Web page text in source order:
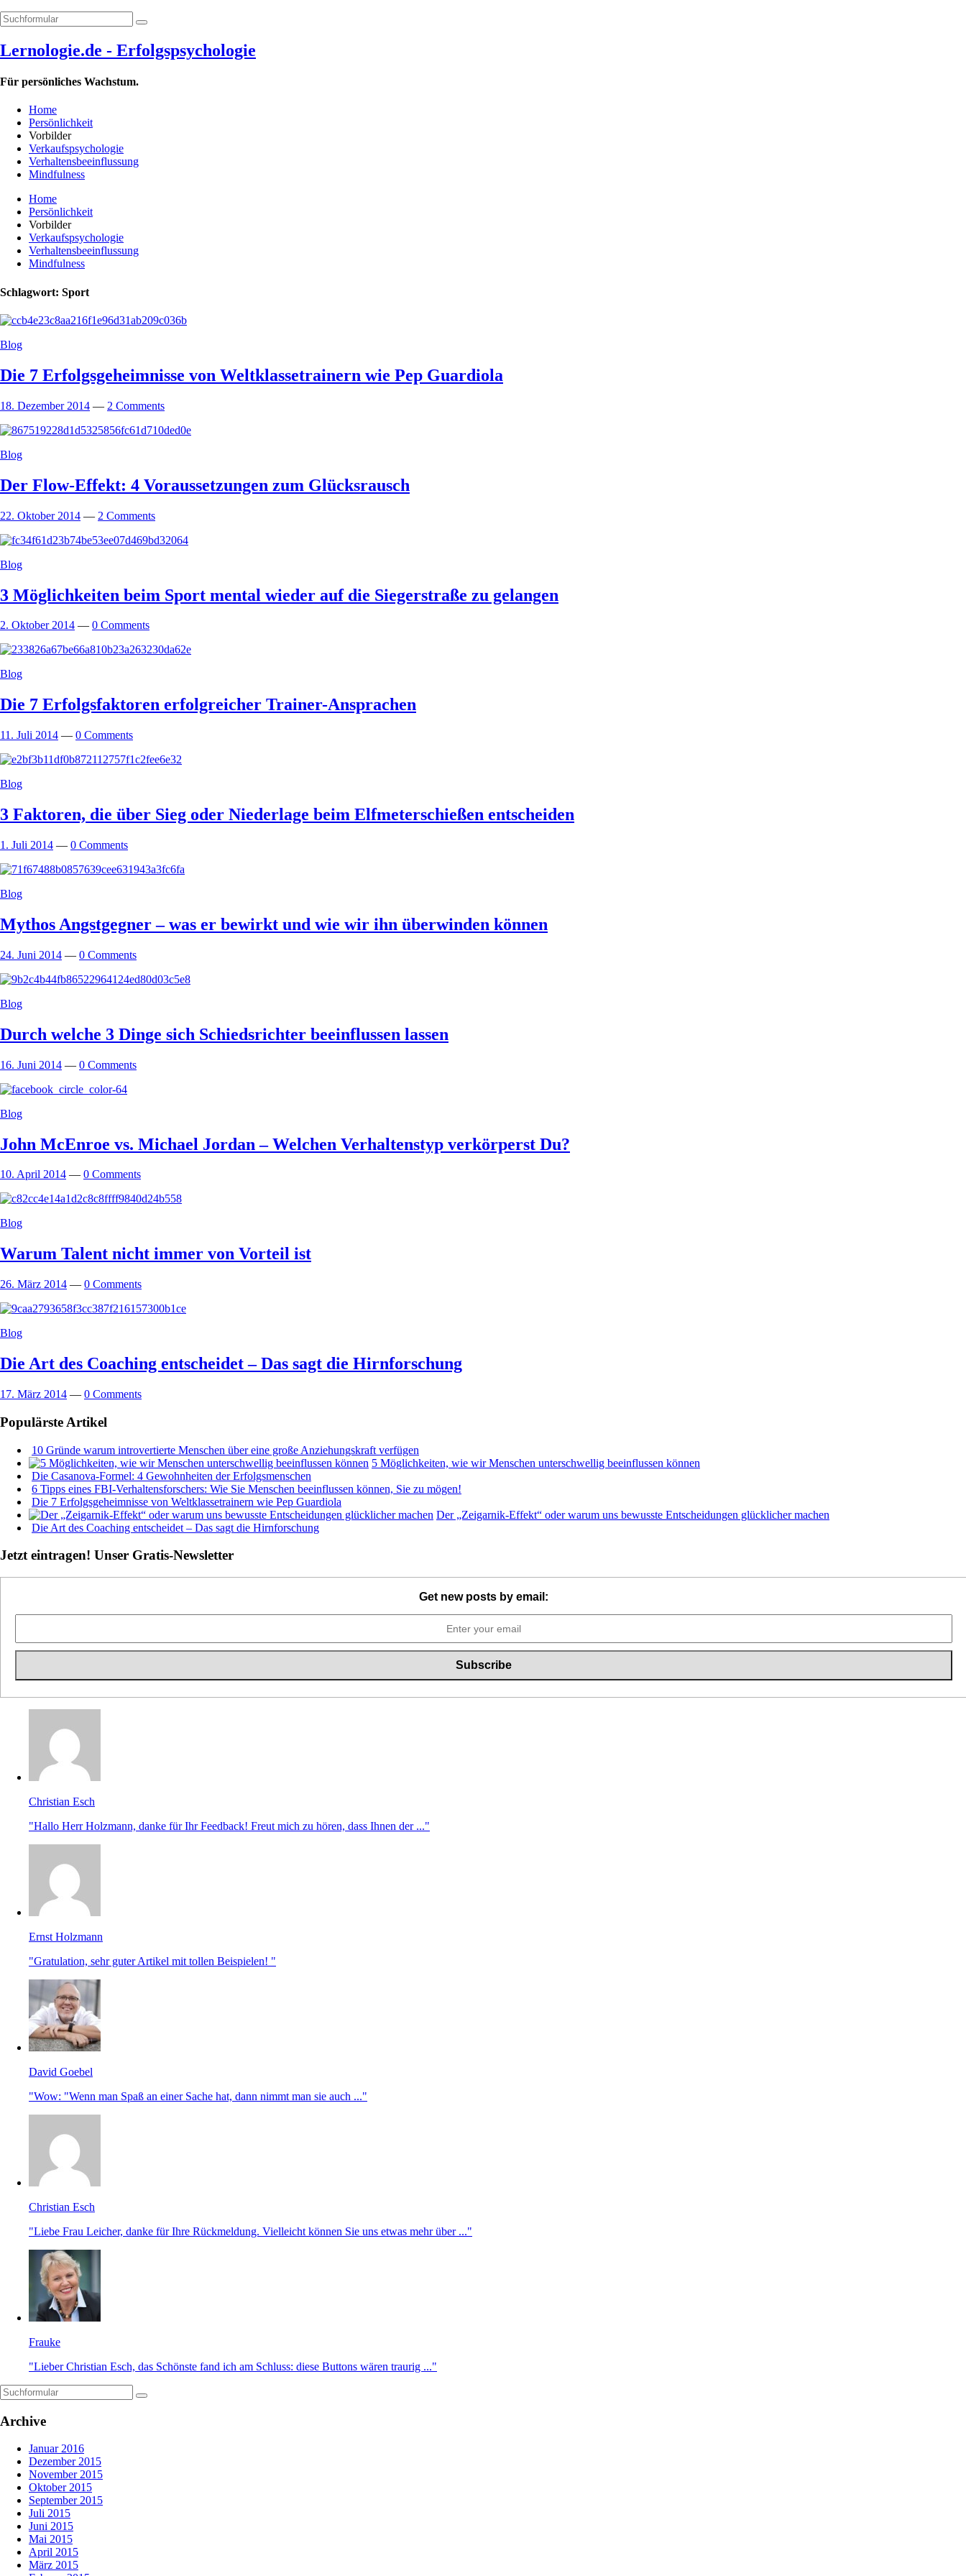
Lernologie.de - Erfolgspsychologie
Für persönliches Wachstum.
Home
Persönlichkeit
Vorbilder
Verkaufspsychologie
Verhaltensbeeinflussung
Mindfulness
Home
Persönlichkeit
Vorbilder
Verkaufspsychologie
Verhaltensbeeinflussung
Mindfulness
Schlagwort: Sport
Blog
Die 7 Erfolgsgeheimnisse von Weltklassetrainern wie Pep Guardiola
18. Dezember 2014 — 2 Comments
Blog
Der Flow-Effekt: 4 Voraussetzungen zum Glücksrausch
22. Oktober 2014 — 2 Comments
Blog
3 Möglichkeiten beim Sport mental wieder auf die Siegerstraße zu gelangen
2. Oktober 2014 — 0 Comments
Blog
Die 7 Erfolgsfaktoren erfolgreicher Trainer-Ansprachen
11. Juli 2014 — 0 Comments
Blog
3 Faktoren, die über Sieg oder Niederlage beim Elfmeterschießen entscheiden
1. Juli 2014 — 0 Comments
Blog
Mythos Angstgegner – was er bewirkt und wie wir ihn überwinden können
24. Juni 2014 — 0 Comments
Blog
Durch welche 3 Dinge sich Schiedsrichter beeinflussen lassen
16. Juni 2014 — 0 Comments
Blog
John McEnroe vs. Michael Jordan – Welchen Verhaltenstyp verkörperst Du?
10. April 2014 — 0 Comments
Blog
Warum Talent nicht immer von Vorteil ist
26. März 2014 — 0 Comments
Blog
Die Art des Coaching entscheidet – Das sagt die Hirnforschung
17. März 2014 — 0 Comments
Populärste Artikel
10 Gründe warum introvertierte Menschen über eine große Anziehungskraft verfügen
5 Möglichkeiten, wie wir Menschen unterschwellig beeinflussen können
Die Casanova-Formel: 4 Gewohnheiten der Erfolgsmenschen
6 Tipps eines FBI-Verhaltensforschers: Wie Sie Menschen beeinflussen können, Sie zu mögen!
Die 7 Erfolgsgeheimnisse von Weltklassetrainern wie Pep Guardiola
Der „Zeigarnik-Effekt“ oder warum uns bewusste Entscheidungen glücklicher machen
Die Art des Coaching entscheidet – Das sagt die Hirnforschung
Jetzt eintragen! Unser Gratis-Newsletter
Get new posts by email:
Christian Esch
"Hallo Herr Holzmann, danke für Ihr Feedback! Freut mich zu hören, dass Ihnen der ..."
Ernst Holzmann
"Gratulation, sehr guter Artikel mit tollen Beispielen! "
David Goebel
"Wow: "Wenn man Spaß an einer Sache hat, dann nimmt man sie auch ..."
Christian Esch
"Liebe Frau Leicher, danke für Ihre Rückmeldung. Vielleicht können Sie uns etwas mehr über ..."
Frauke
"Lieber Christian Esch, das Schönste fand ich am Schluss: diese Buttons wären traurig ..."
Archive
Januar 2016
Dezember 2015
November 2015
Oktober 2015
September 2015
Juli 2015
Juni 2015
Mai 2015
April 2015
März 2015